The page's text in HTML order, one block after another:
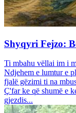
Shyqyri Fejzo:
Ti mbahu vëllai im i
Ndjehem e lumtur e
fjalë gëzimi ti na
Ç'far ke që shumë e
gjezdis...